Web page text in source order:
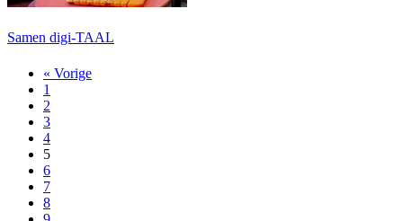
Samen digi-TAAL
« Vorige
1
2
3
4
5
6
7
8